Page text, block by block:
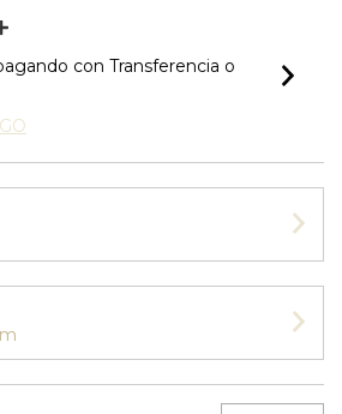
con Transferencia o